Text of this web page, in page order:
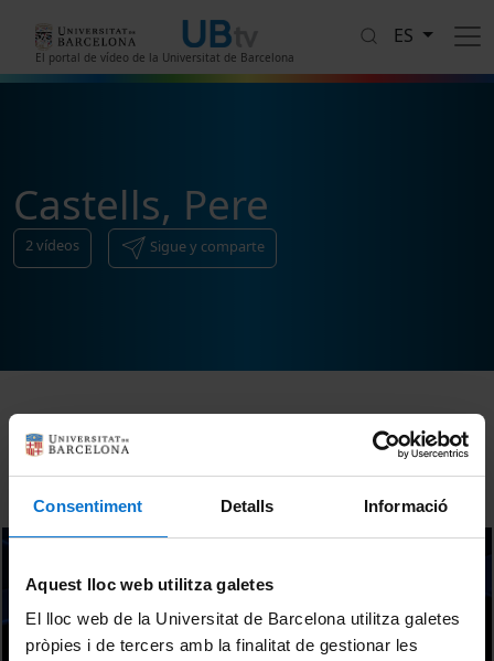
Consentiment Detalls Informació
Aquest lloc web utilitza galetes
El lloc web de la Universitat de Barcelona utilitza galetes
pròpies i de tercers amb la finalitat de gestionar les
El portal de vídeo de la Universitat de Barcelona
ES
Castells, Pere
2vídeos Sigue y comparte
Ordenar